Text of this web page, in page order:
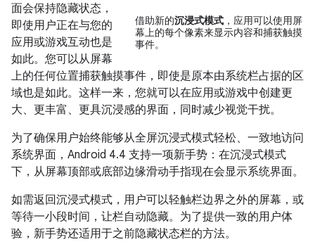
借助新的沉浸式模式 ，应用可以使用屏
幕上的每个像素来显示内容和捕获触摸
事件。
面会保持隐藏状态，
即使用户正在与您的
应用或游戏互动也是
如此。您可以从屏幕
上的任何位置捕获触摸事件，即使是原本由系统栏占据的区
域也是如此。这样一来，您就可以在应用或游戏中创建更
大、更丰富、更具沉浸感的界面，同时减少视觉干扰。
为了确保用户始终能够从全屏沉浸式模式轻松、一致地访问
系统界面， Android 4.4 支持一项新手势：在沉浸式模式
下，从屏幕顶部或底部边缘滑动手指现在会显示系统界面。
如需返回沉浸式模式，用户可以轻触栏边界之外的屏幕，或
等待一小段时间，让栏自动隐藏。为了提供一致的用户体
验，新手势还适用于之前隐藏状态栏的方法。